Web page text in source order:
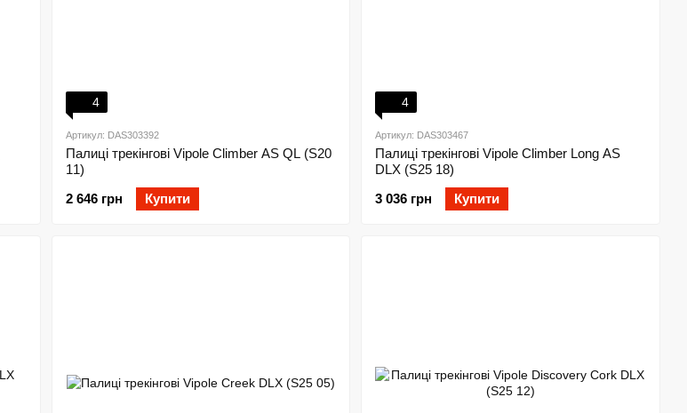
4
Артикул: DAS303392
Палиці трекінгові Vipole Climber AS QL (S20
11)
2 646 грн
Купити
4
Артикул: DAS303467
Палиці трекінгові Vipole Climber Long AS
DLX (S25 18)
3 036 грн
Купити